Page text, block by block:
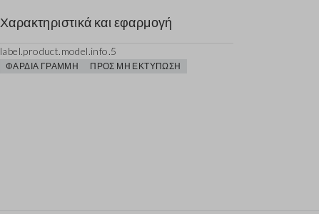
Χαρακτηριστικά και εφαρμογή
label.product.model.info.5
ΦΑΡΔΙΆ ΓΡΑΜΜΉ ΠΡΟΣ ΜΗ ΕΚΤΎΠΩΣΗ